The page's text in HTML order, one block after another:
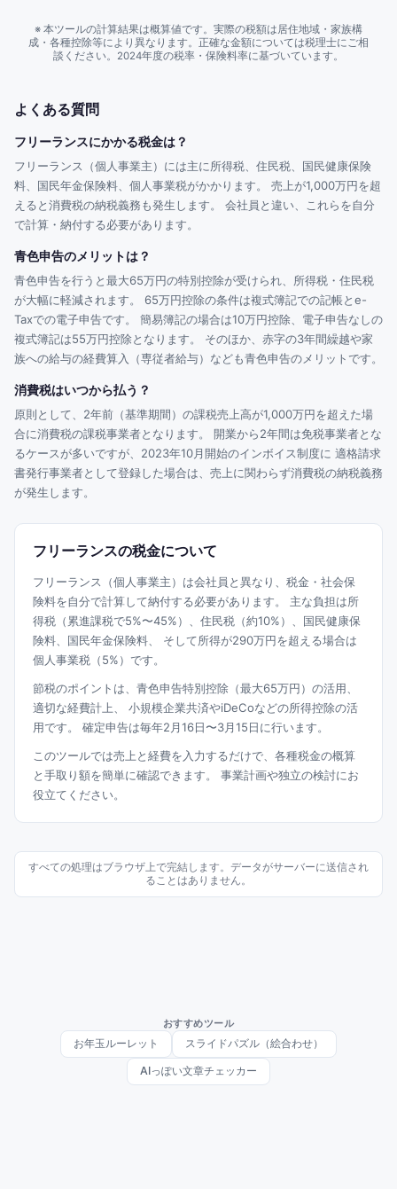
※ 本ツールの計算結果は概算値です。実際の税額は居住地域・家族構
成・各種控除等により異なります。正確な金額については税理士にご相
談ください。2024年度の税率・保険料率に基づいています。
よくある質問
フリーランスにかかる税金は？
フリーランス（個人事業主）には主に所得税、住民税、国民健康保険
料、国民年金保険料、個人事業税がかかります。 売上が1,000万円を超
えると消費税の納税義務も発生します。 会社員と違い、これらを自分
で計算・納付する必要があります。
青色申告のメリットは？
青色申告を行うと最大65万円の特別控除が受けられ、所得税・住民税
が大幅に軽減されます。 65万円控除の条件は複式簿記での記帳とe-
Taxでの電子申告です。 簡易簿記の場合は10万円控除、電子申告なしの
複式簿記は55万円控除となります。 そのほか、赤字の3年間繰越や家
族への給与の経費算入（専従者給与）なども青色申告のメリットです。
消費税はいつから払う？
原則として、2年前（基準期間）の課税売上高が1,000万円を超えた場
合に消費税の課税事業者となります。 開業から2年間は免税事業者とな
るケースが多いですが、2023年10月開始のインボイス制度に 適格請求
書発行事業者として登録した場合は、売上に関わらず消費税の納税義務
が発生します。
フリーランスの税金について
フリーランス（個人事業主）は会社員と異なり、税金・社会保
険料を自分で計算して納付する必要があります。 主な負担は所
得税（累進課税で5%〜45%）、住民税（約10%）、国民健康保
険料、国民年金保険料、 そして所得が290万円を超える場合は
個人事業税（5%）です。
節税のポイントは、青色申告特別控除（最大65万円）の活用、
適切な経費計上、 小規模企業共済やiDeCoなどの所得控除の活
用です。 確定申告は毎年2月16日〜3月15日に行います。
このツールでは売上と経費を入力するだけで、各種税金の概算
と手取り額を簡単に確認できます。 事業計画や独立の検討にお
役立てください。
すべての処理はブラウザ上で完結します。データがサーバーに送信され
ることはありません。
おすすめツール
お年玉ルーレット スライドパズル（絵合わせ）
AIっぽい文章チェッカー